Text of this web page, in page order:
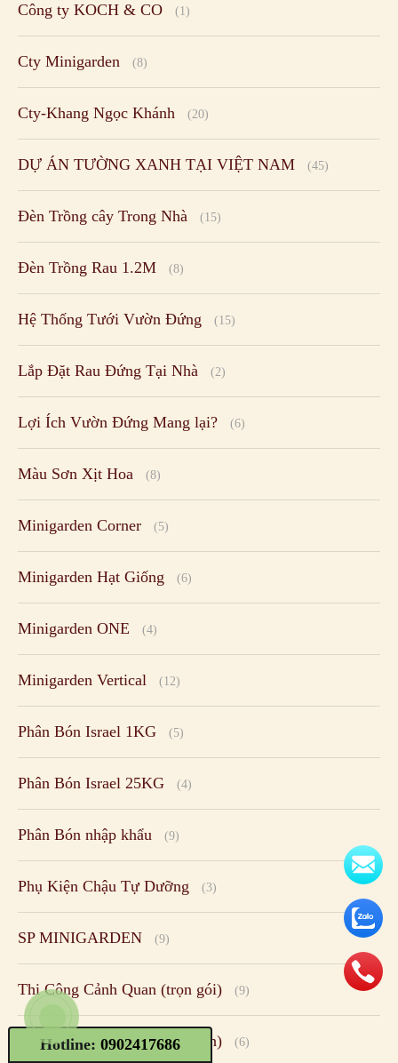
Công ty KOCH & CO (1)
Cty Minigarden (8)
Cty-Khang Ngọc Khánh (20)
DỰ ÁN TƯỜNG XANH TẠI VIỆT NAM (45)
Đèn Trồng cây Trong Nhà (15)
Đèn Trồng Rau 1.2M (8)
Hệ Thống Tưới Vườn Đứng (15)
Lắp Đặt Rau Đứng Tại Nhà (2)
Lợi Ích Vườn Đứng Mang lại? (6)
Màu Sơn Xịt Hoa (8)
Minigarden Corner (5)
Minigarden Hạt Giống (6)
Minigarden ONE (4)
Minigarden Vertical (12)
Phân Bón Israel 1KG (5)
Phân Bón Israel 25KG (4)
Phân Bón nhập khẩu (9)
Phụ Kiện Chậu Tự Dưỡng (3)
SP MINIGARDEN (9)
Thi Công Cảnh Quan (trọn gói) (9)
Thiết Kế Tường Xanh (Design) (6)
Hotline:0902417686